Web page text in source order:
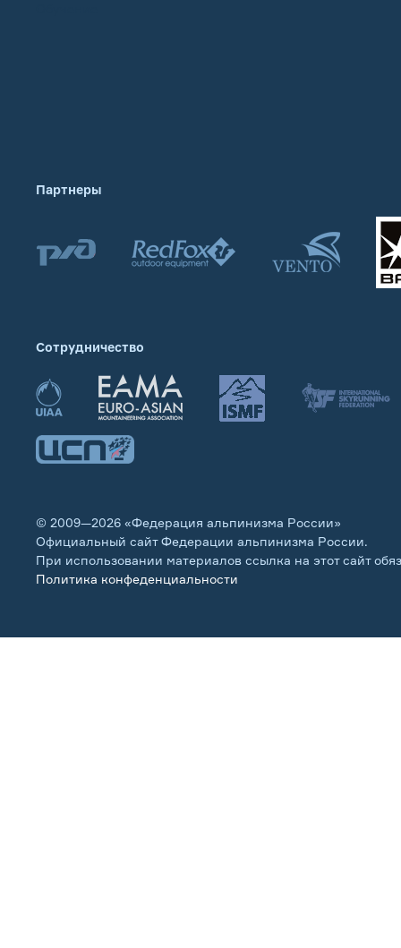
Партнеры
Сотрудничество
© 2009—2026 «Федерация альпинизма России»
Официальный сайт Федерации альпинизма России.
При использовании материалов ссылка на этот сайт
Политика конфеденциальности